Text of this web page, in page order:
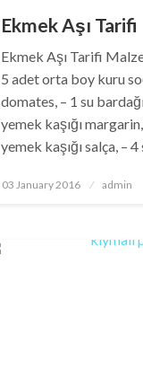
Ekmek Aşı Tarifi
Ekmek Aşı Tarifi
5 adet orta boy kuru
domates, – 1 su
yemek kaşığı
yemek kaşığı salça, – 4
Posted
03 January 2016 admin